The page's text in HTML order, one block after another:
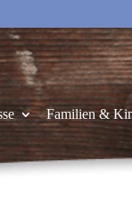
Familien &